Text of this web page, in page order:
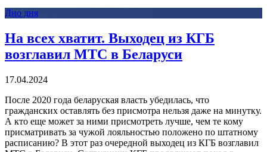
Дно дня
На всех хватит. Выходец из КГБ
возглавил МТС в Беларуси
17.04.2024
После 2020 года беларуская власть убедилась, что
гражданских оставлять без присмотра нельзя даже на минутку.
А кто еще может за ними присмотреть лучше, чем те кому
присматривать за чужой лояльностью положено по штатному
расписанию? В этот раз очередной выходец из КГБ возглавил